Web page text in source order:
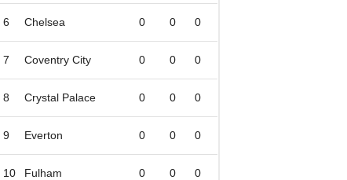
6 Chelsea 0 0 0
7 Coventry City 0 0 0
8 Crystal Palace 0 0 0
9 Everton 0 0 0
10 Fulham 0 0 0